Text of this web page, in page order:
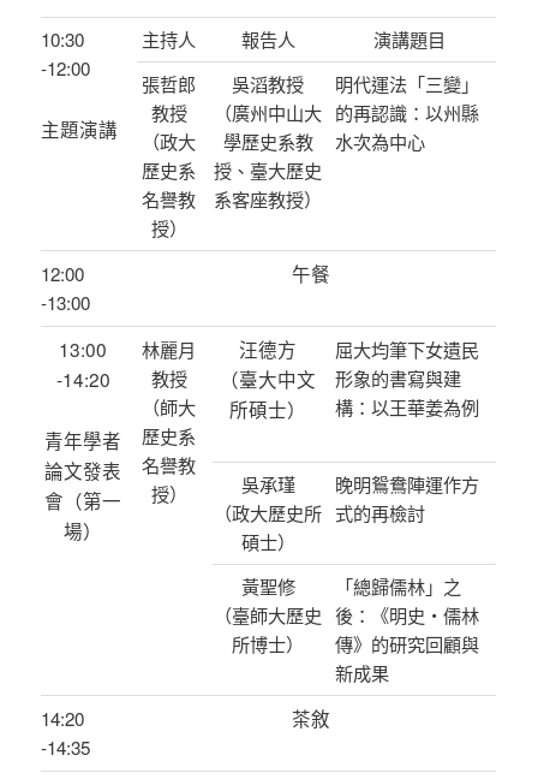
10:30
-12:00
主題演講
主持人 報告人
演講題目
張哲郎
教授
（政大
歷史系
名譽教
授）
吳滔教授
（廣州中山大
學歷史系教
授、臺大歷史
系客座教授）
明代運法「三變」
的再認識：以州縣
水次為中心
12:00
-13:00
午餐
13:00
-14:20
青年學者
論文發表
會（第一
場）
林麗月
教授
（師大
歷史系
名譽教
授）
汪德方
（臺大中文
所碩士）
屈大均筆下女遺民
形象的書寫與建
構：以王華姜為例
吳承瑾
（政大歷史所
碩士）
晚明鴛鴦陣運作方
式的再檢討
黃聖修
（臺師大歷史
所博士）
「總歸儒林」之
後：《明史‧儒林
傳》的研究回顧與
新成果
14:20
-14:35
茶敘